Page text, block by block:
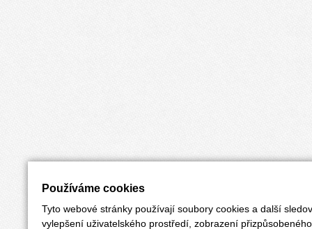
Používáme cookies
Tyto webové stránky používají soubory cookies a další
vylepšení uživatelského prostředí, zobrazení